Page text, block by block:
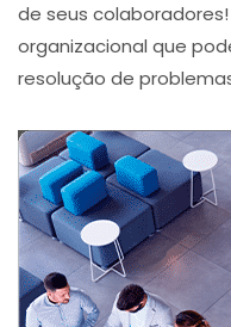
de seus
organizacional que
resolução de